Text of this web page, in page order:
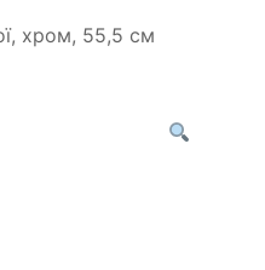
хром, 55,5 см